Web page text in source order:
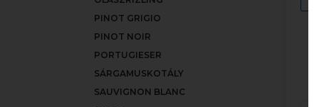
PINOT GRIGIO
PINOT NOIR
PORTUGIESER
SÁRGAMUSKOTÁLY
SAUVIGNON BLANC